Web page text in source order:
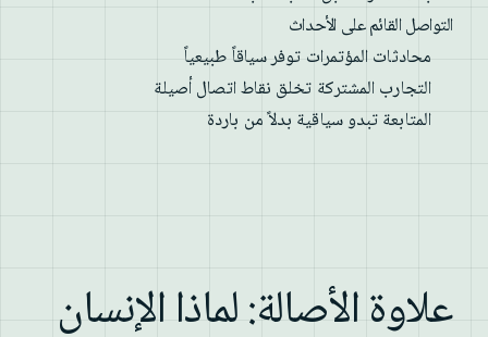
التواصل القائم على الأحداث
محادثات المؤتمرات توفر سياقاً طبيعياً
التجارب المشتركة تخلق نقاط اتصال أصيلة
المتابعة تبدو سياقية بدلاً من باردة
علاوة الأصالة: لماذا الإنسان